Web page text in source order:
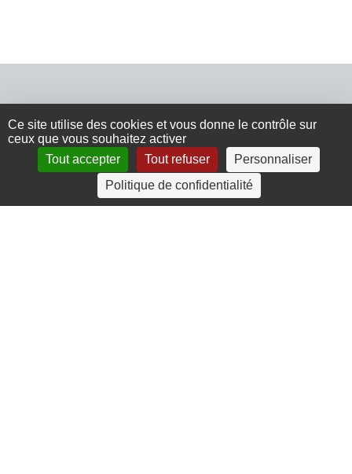
4 rue Crec’h-Ugen
22810 Belle Isle en Terre
Ce site utilise des cookies et vous donne le contrôle sur
ceux que vous souhaitez activer
Tout accepter
Tout refuser
Personnaliser
Politique de confidentialité